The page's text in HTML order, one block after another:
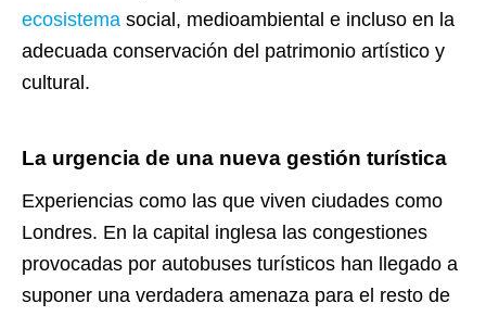
ecosistema social, medioambiental e incluso en la
adecuada conservación del patrimonio artístico y
cultural.
La urgencia de una nueva gestión turística
Experiencias como las que viven ciudades como
Londres. En la capital inglesa las congestiones
provocadas por autobuses turísticos han llegado a
suponer una verdadera amenaza para el resto de